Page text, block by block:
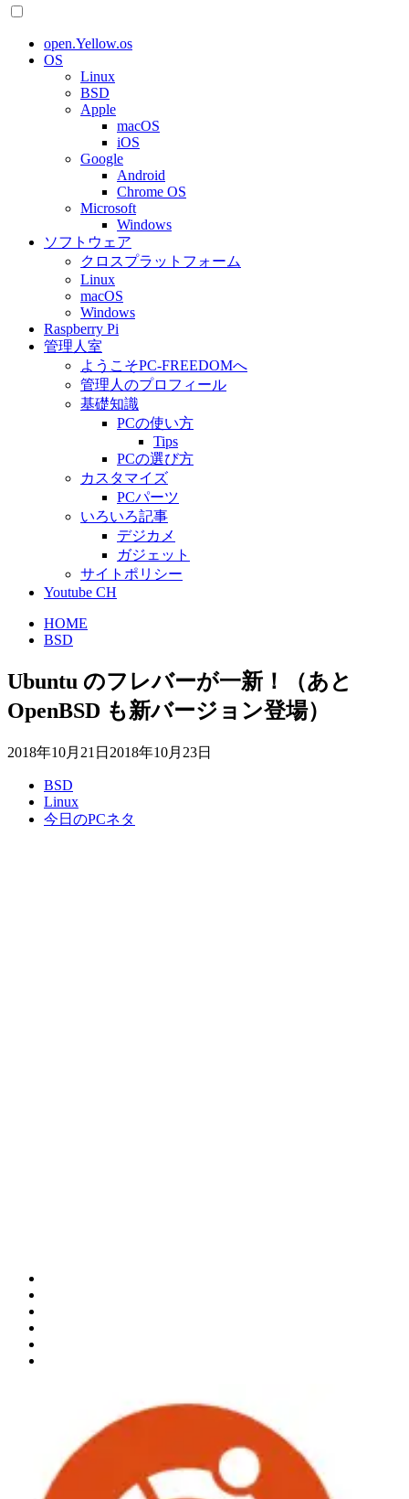
open.Yellow.os
OS
Linux
BSD
Apple
macOS
iOS
Google
Android
Chrome OS
Microsoft
Windows
ソフトウェア
クロスプラットフォーム
Linux
macOS
Windows
Raspberry Pi
管理人室
ようこそPC-FREEDOMへ
管理人のプロフィール
基礎知識
PCの使い方
Tips
PCの選び方
カスタマイズ
PCパーツ
いろいろ記事
デジカメ
ガジェット
サイトポリシー
Youtube CH
HOME
BSD
Ubuntu のフレバーが一新！（あと
OpenBSD も新バージョン登場）
2018年10月21日 2018年10月23日
BSD
Linux
今日のPCネタ